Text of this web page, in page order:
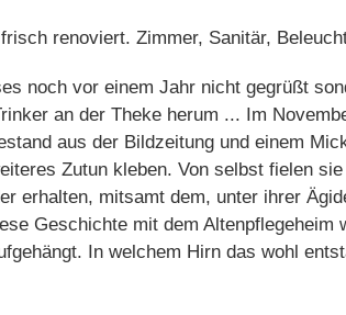
renoviert. Zimmer, Sanitär,
noch vor einem Jahr nicht gegrüßt
an der Theke herum ... Im
aus der Bildzeitung und einem
Zutun kleben. Von selbst fielen
erhalten, mitsamt dem, unter ihrer
Geschichte mit dem Altenpflegeheim
In welchem Hirn das wohl